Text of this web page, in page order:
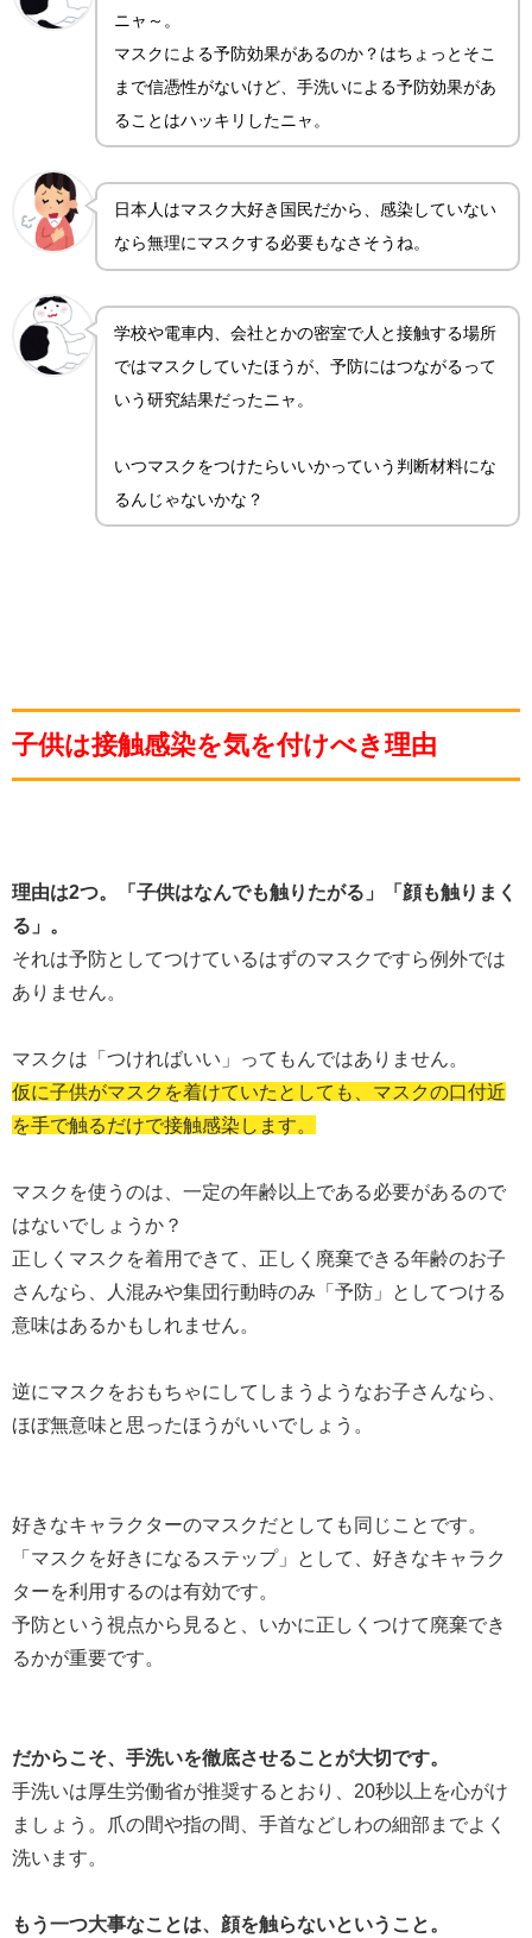
ニャ～。
マスクによる予防効果があるのか？はちょっとそこ
まで信憑性がないけど、手洗いによる予防効果があ
ることはハッキリしたニャ。
日本人はマスク大好き国民だから、感染していない
なら無理にマスクする必要もなさそうね。
学校や電車内、会社とかの密室で人と接触する場所
ではマスクしていたほうが、予防にはつながるって
いう研究結果だったニャ。
いつマスクをつけたらいいかっていう判断材料にな
るんじゃないかな？
子供は接触感染を気を付けべき理由
理由は2つ。「子供はなんでも触りたがる」「顔も触りまく
る」。
それは予防としてつけているはずのマスクですら例外では
ありません。
マスクは「つければいい」ってもんではありません。
仮に子供がマスクを着けていたとしても、マスクの口付近
を手で触るだけで接触感染します。
マスクを使うのは、一定の年齢以上である必要があるので
はないでしょうか？
正しくマスクを着用できて、正しく廃棄できる年齢のお子
さんなら、人混みや集団行動時のみ「予防」としてつける
意味はあるかもしれません。
逆にマスクをおもちゃにしてしまうようなお子さんなら、
ほぼ無意味と思ったほうがいいでしょう。
好きなキャラクターのマスクだとしても同じことです。
「マスクを好きになるステップ」として、好きなキャラク
ターを利用するのは有効です。
予防という視点から見ると、いかに正しくつけて廃棄でき
るかが重要です。
だからこそ、手洗いを徹底させることが大切です。
手洗いは厚生労働省が推奨するとおり、20秒以上を心がけ
ましょう。爪の間や指の間、手首などしわの細部までよく
洗います。
もう一つ大事なことは、顔を触らないということ。